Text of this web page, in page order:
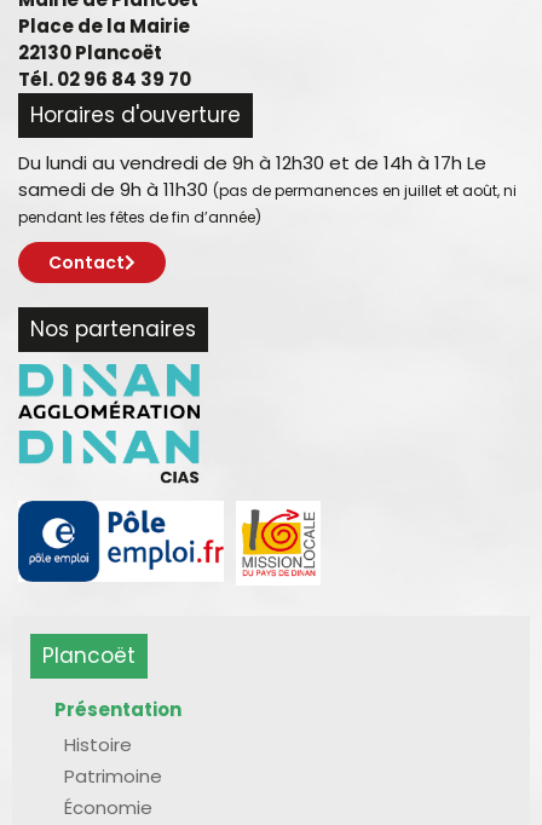
Place de la Mairie
22130 Plancoët
Tél. 02 96 84 39 70
Horaires d'ouverture
Du lundi au vendredi de 9h à 12h30 et de 14h à 17h Le
samedi de 9h à 11h30 (pas de permanences en juillet et août, ni
pendant les fêtes de fin d’année)
Contact
Nos partenaires
Plancoët
Présentation
Histoire
Patrimoine
Économie